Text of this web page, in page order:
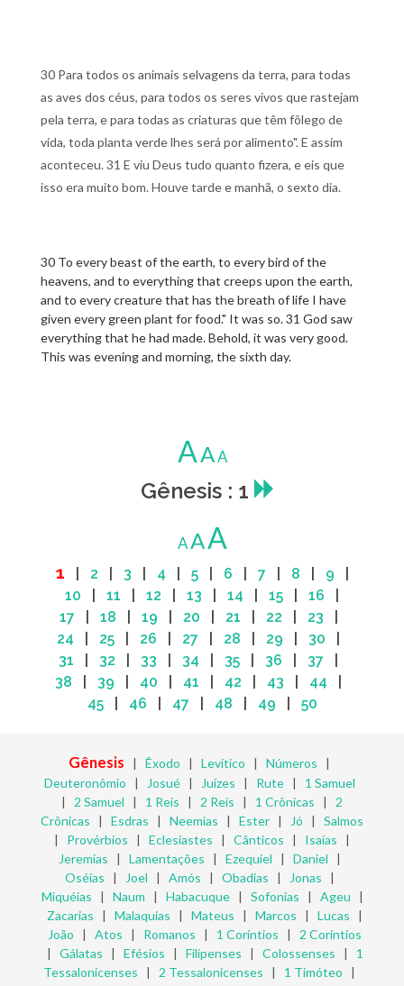
30 Para todos os animais selvagens da terra, para todas
as aves dos céus, para todos os seres vivos que rastejam
pela terra, e para todas as criaturas que têm fôlego de
vida, toda planta verde lhes será por alimento". E assim
aconteceu. 31 E viu Deus tudo quanto fizera, e eis que
isso era muito bom. Houve tarde e manhã, o sexto dia.
30 To every beast of the earth, to every bird of the
heavens, and to everything that creeps upon the earth,
and to every creature that has the breath of life I have
given every green plant for food." It was so. 31 God saw
everything that he had made. Behold, it was very good.
This was evening and morning, the sixth day.
AAA
Gênesis : 1
AAA
1 2 3 4 5| 6 7 8 9
10
11 12 13 14 15 16
17
18 19 20 21 22 23
24
25 26 27 28 29 30
31
32 33 34 35 36 37
38
39 40 41 42 43 44
45| 46 47 48 49 50
Gênesis | Êxodo | Levítico | Números |
Deuteronômio | Josué| Juízes | Rute| 1 Samuel
| 2 Samuel | 1 Reis | 2 Reis | 1 Crônicas | 2
Crônicas | Esdras | Neemias | Ester | Jó | Salmos
| Provérbios | Eclesiastes | Cânticos | Isaías |
Jeremias | Lamentações | Ezequiel | Daniel |
Oséias | Joel | Amós | Obadias | Jonas |
Miquéias | Naum | Habacuque| Sofonias | Ageu |
Zacarias | Malaquias | Mateus | Marcos | Lucas |
João | Atos | Romanos | 1 Coríntios | 2 Coríntios
| Gálatas | Efésios | Filipenses | Colossenses | 1
Tessalonicenses | 2 Tessalonicenses | 1 Timóteo |